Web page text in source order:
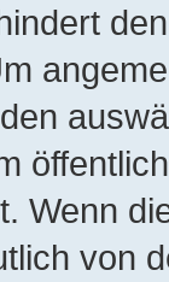
Wenn
von